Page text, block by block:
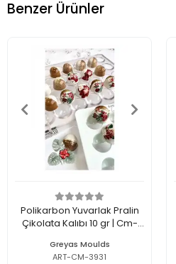
Benzer Ürünler
Polikarbon Yuvarlak Pralin
Çikolata Kalıbı 10 gr | Cm-
Greyas Moulds
ART-CM-3931